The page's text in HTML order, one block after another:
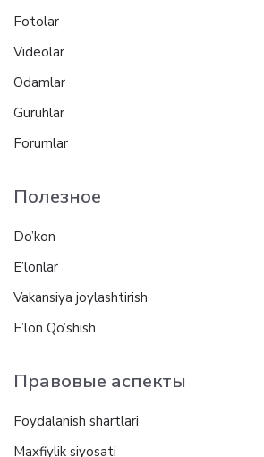
Fotolar
Videolar
Odamlar
Guruhlar
Forumlar
Полезное
Do’kon
E’lonlar
Vakansiya joylashtirish
E’lon Qo’shish
Правовые аспекты
Foydalanish shartlari
Maxfiylik siyosati